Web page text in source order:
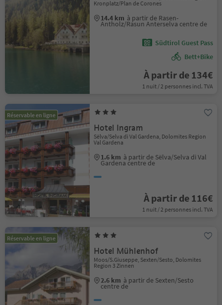
Kronplatz/Plan de Corones
14.4 km à partir de Rasen-
Antholz/Rasun Anterselva centre de
Südtirol Guest Pass
Bett+Bike
À partir de 134€
1 nuit / 2 personnes incl. TVA
Réservable en ligne
Hotel Ingram
Sëlva/Selva di Val Gardena, Dolomites Region
Val Gardena
1.6 km à partir de Sëlva/Selva di Val
Gardena centre de
À partir de 116€
1 nuit / 2 personnes incl. TVA
Réservable en ligne
Hotel Mühlenhof
Moos/S.Giuseppe, Sexten/Sesto, Dolomites
Region 3 Zinnen
2.6 km à partir de Sexten/Sesto
centre de